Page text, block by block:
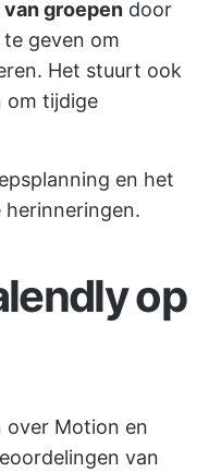
groepen door
geven om
Het stuurt ook
om tijdige
en het
op
over Motion en
van